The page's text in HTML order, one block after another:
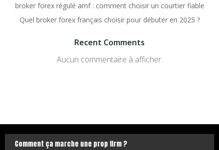
broker forex régulé amf : comment choisir un courtier fiable
Quel broker forex français choisir pour débuter en 2025 ?
Recent Comments
Aucun commentaire à afficher.
Comment ça marche une prop firm ?